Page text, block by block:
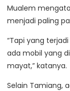
Mualem
menjadi paling
“Tapi yang
ada mobil yang
mayat,” katanya.
Selain Tamiang,